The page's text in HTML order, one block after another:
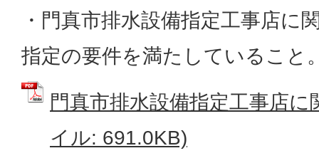
・門真市排水設備指定工事店に
指定の要件を満たしていること
門真市排水設備指定工事店
イル: 691.0KB)